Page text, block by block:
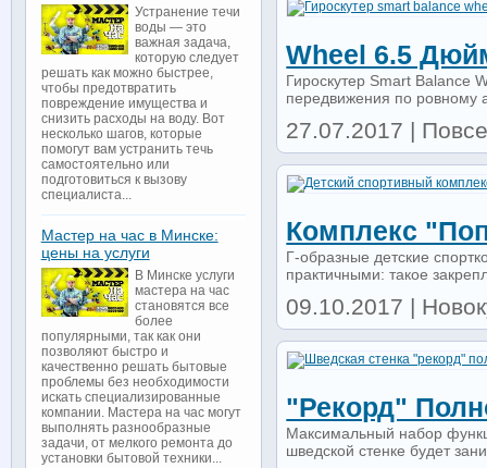
Wheel 6.5
Гироскутер Smart Balance
передвижения по ровному
27.07.2017 |
Комплекс
Г-образные детские
практичными: такое
09.10.2017 |
"рекорд"
Максимальный набор
шведской стенке будет
Устранение течи
воды — это
важная задача,
которую следует
решать как можно быстрее,
чтобы предотвратить
повреждение имущества и
снизить расходы на воду. Вот
несколько шагов, которые
помогут вам устранить течь
самостоятельно или
подготовиться к вызову
специалиста...
Мастер на час в Минске:
цены на услуги
В Минске услуги
мастера на час
становятся все
более
популярными, так как они
позволяют быстро и
качественно решать бытовые
проблемы без необходимости
искать специализированные
компании. Мастера на час могут
выполнять разнообразные
задачи, от мелкого ремонта до
установки бытовой техники...